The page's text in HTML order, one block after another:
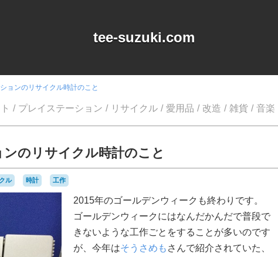
tee-suzuki.com
ョンのリサイクル時計のこと
プレイステーション リサイクル 愛用品 改造 雑貨 音楽
のリサイクル時計のこと
ル 時計 工作
2015年のゴールデンウィークも終わりです。
ゴールデンウィークにはなんだかんだで普段で
きないような工作ごとをすることが多いのです
が、今年はそうさめも さんで紹介されていた、